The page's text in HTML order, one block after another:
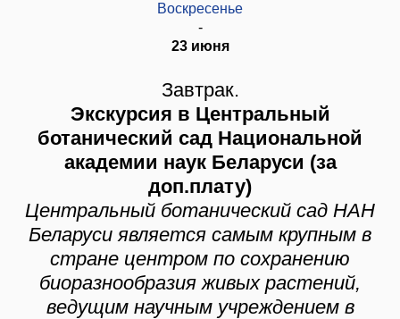
Воскресенье
-
23 июня
Завтрак.
Экскурсия в Центральный
ботанический сад Национальной
академии наук Беларуси (за
доп.плату)
Центральный ботанический сад НАН
Беларуси является самым крупным в
стране центром по сохранению
биоразнообразия живых растений,
ведущим научным учреждением в